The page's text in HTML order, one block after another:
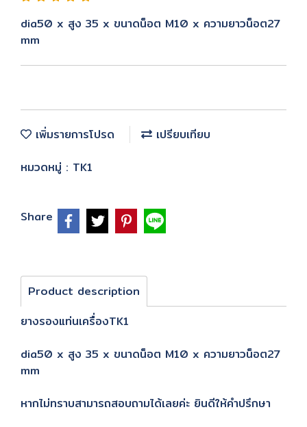
dia50 x สูง 35 x ขนาดน็อต M10 x ความยาวน็อต27
mm
เพิ่มรายการโปรด
เปรียบเทียบ
หมวดหมู่ : TK1
Share
Product description
ยางรองแท่นเครื่องTK1
dia50 x สูง 35 x ขนาดน็อต M10 x ความยาวน็อต27
mm
หากไม่ทราบสามารถสอบถามได้เลยค่ะ ยินดีให้คำปรึกษา